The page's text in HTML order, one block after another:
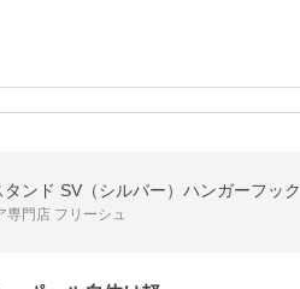
タンド SV（シルバー）ハンガーフック
専門店 フリーシュ